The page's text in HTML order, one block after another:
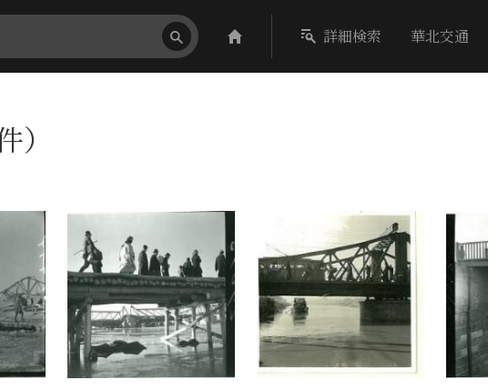
詳細検索 華北交通